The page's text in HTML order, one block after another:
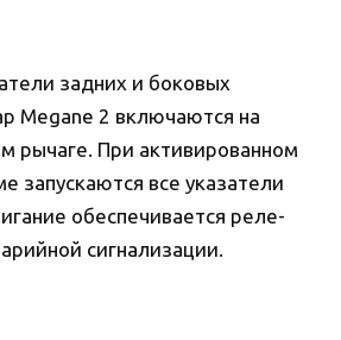
задних и боковых
Megane 2 включаются на
рычаге. При активированном
запускаются все указатели
обеспечивается реле-
сигнализации.